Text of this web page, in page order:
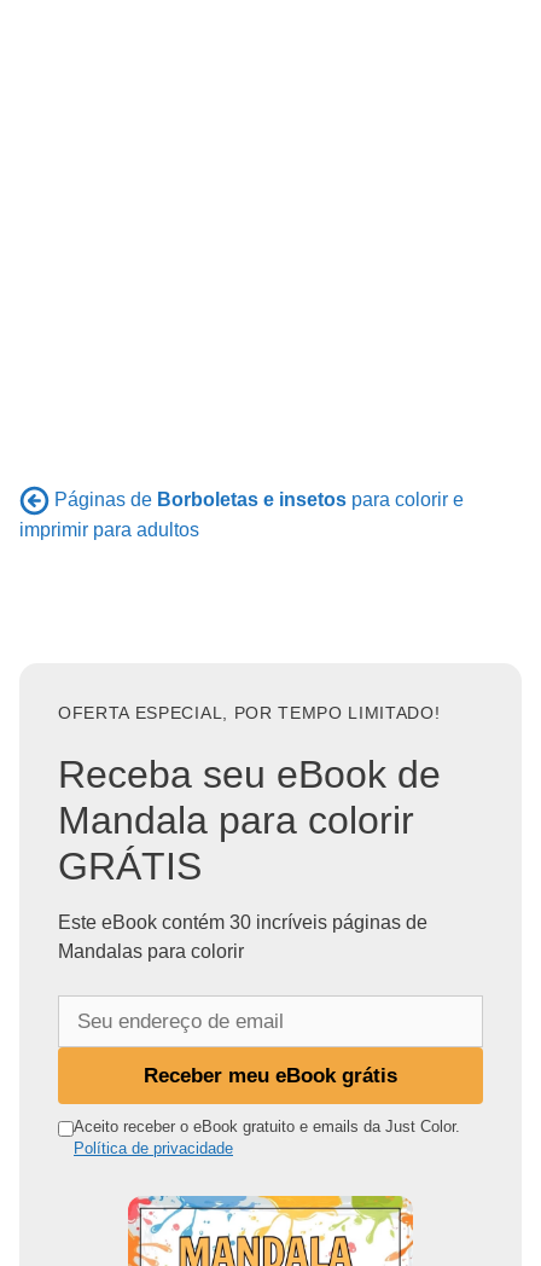
Páginas de Borboletas e insetos para colorir e
imprimir para adultos
OFERTA ESPECIAL, POR TEMPO LIMITADO!
Receba seu eBook de
Mandala para colorir
GRÁTIS
Este eBook contém 30 incríveis páginas de
Mandalas para colorir
n
Receber meu eBook grátis
Aceito receber o eBook gratuito e emails da Just Color.
Política de privacidade